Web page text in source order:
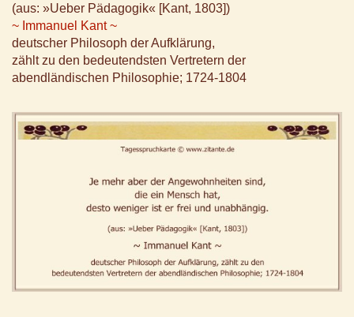
(aus: »Ueber Pädagogik« [Kant, 1803])
~ Immanuel Kant ~
deutscher Philosoph der Aufklärung,
zählt zu den bedeutendsten Vertretern der
abendländischen Philosophie; 1724-1804